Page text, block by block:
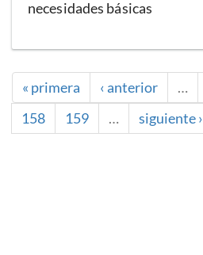
necesidades básicas
« primera ‹ anterior …
158
159 … siguiente ›